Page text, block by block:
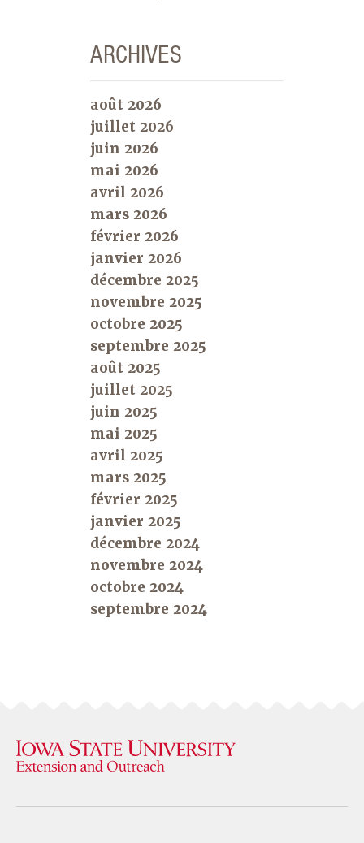
ARCHIVES
août 2026
juillet 2026
juin 2026
mai 2026
avril 2026
mars 2026
février 2026
janvier 2026
décembre 2025
novembre 2025
octobre 2025
septembre 2025
août 2025
juillet 2025
juin 2025
mai 2025
avril 2025
mars 2025
février 2025
janvier 2025
décembre 2024
novembre 2024
octobre 2024
septembre 2024